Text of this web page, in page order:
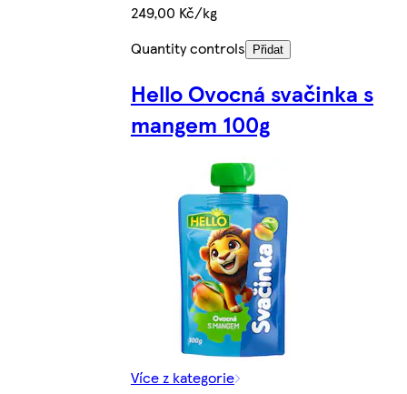
249,00 Kč/kg
Quantity controls
Přidat
Hello Ovocná svačinka s
mangem 100g
Více z kategorie